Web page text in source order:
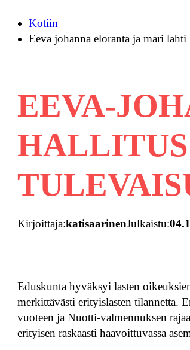
Kotiin
Eeva johanna eloranta ja mari
EEVA-
Kirjoittaja:katisaarinenJulkaistu:
Eduskunta hyväksyi lasten
merkittävästi erityislasten tilannetta.
vuoteen ja Nuotti-valmennuksen
erityisen raskaasti haavoittuvassa